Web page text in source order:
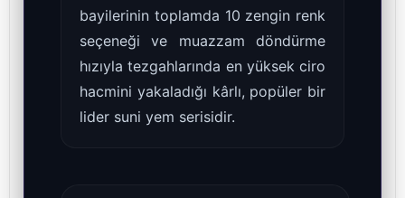
bayilerinin toplamda 10 zengin renk
seçeneği ve muazzam döndürme
hızıyla tezgahlarında en yüksek ciro
hacmini yakaladığı kârlı, popüler bir
lider suni yem serisidir.